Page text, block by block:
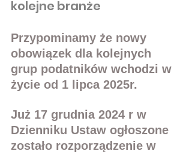
kolejne branże
Przypominamy że nowy
obowiązek dla kolejnych
grup podatników wchodzi w
życie od 1 lipca 2025r.
Już 17 grudnia 2024 r w
Dzienniku Ustaw ogłoszone
zostało rozporządzenie w